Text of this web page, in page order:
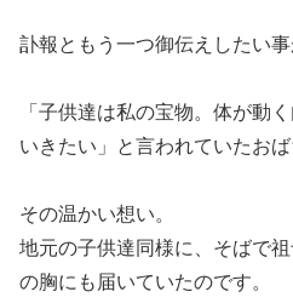
訃報ともう一つ御伝えしたい事
「子供達は私の宝物。体が動
いきたい」と言われていたおば
その温かい想い。
地元の子供達同様に、そばで
の胸にも届いていたのです。